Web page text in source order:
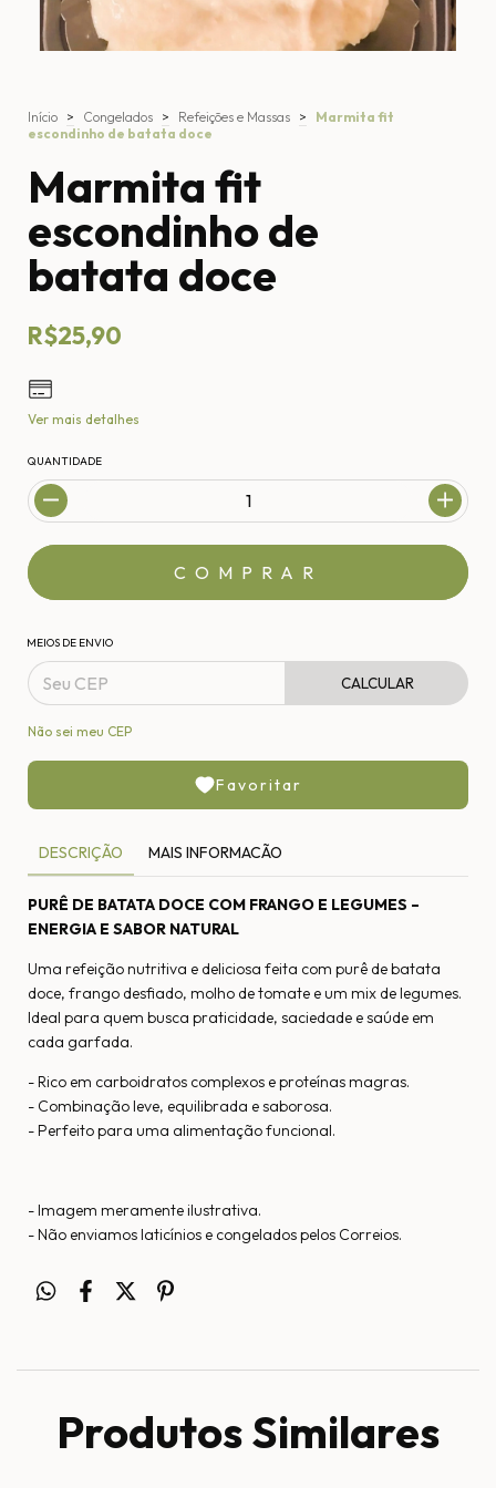
Início > Congelados > Refeições e Massas >
Marmita fit
escondinho de batata doce
Marmita fit
escondinho de
batata doce
R$25,90
Ver mais detalhes
QUANTIDADE
MEIOS DE ENVIO
CALCULAR
Não sei meu CEP
Favoritar
DESCRIÇÃO MAIS INFORMACÃO
PURÊ DE BATATA DOCE COM FRANGO E LEGUMES –
ENERGIA E SABOR NATURAL
Uma refeição nutritiva e deliciosa feita com purê de batata
doce, frango desfiado, molho de tomate e um mix de legumes.
Ideal para quem busca praticidade, saciedade e saúde em
cada garfada.
- Rico em carboidratos complexos e proteínas magras.
- Combinação leve, equilibrada e saborosa.
- Perfeito para uma alimentação funcional.
- Imagem meramente ilustrativa.
- Não enviamos laticínios e congelados pelos Correios.
Produtos Similares